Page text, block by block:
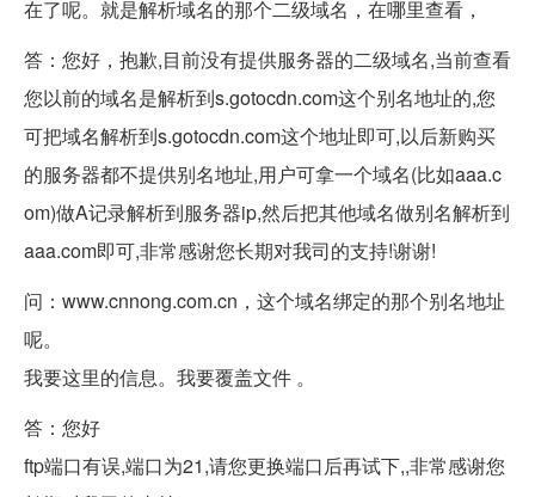
在了呢。就是解析域名的那个二级域名，在哪里查看，
答：您好，抱歉,目前没有提供服务器的二级域名,当前查看
您以前的域名是解析到s.gotocdn.com这个别名地址的,您
可把域名解析到s.gotocdn.com这个地址即可,以后新购买
的服务器都不提供别名地址,用户可拿一个域名(比如aaa.c
om)做A记录解析到服务器ip,然后把其他域名做别名解析到
aaa.com即可,非常感谢您长期对我司的支持!谢谢!
问：www.cnnong.com.cn，这个域名绑定的那个别名地址
呢。
我要这里的信息。我要覆盖文件 。
答：您好
ftp端口有误,端口为21,请您更换端口后再试下,,非常感谢您